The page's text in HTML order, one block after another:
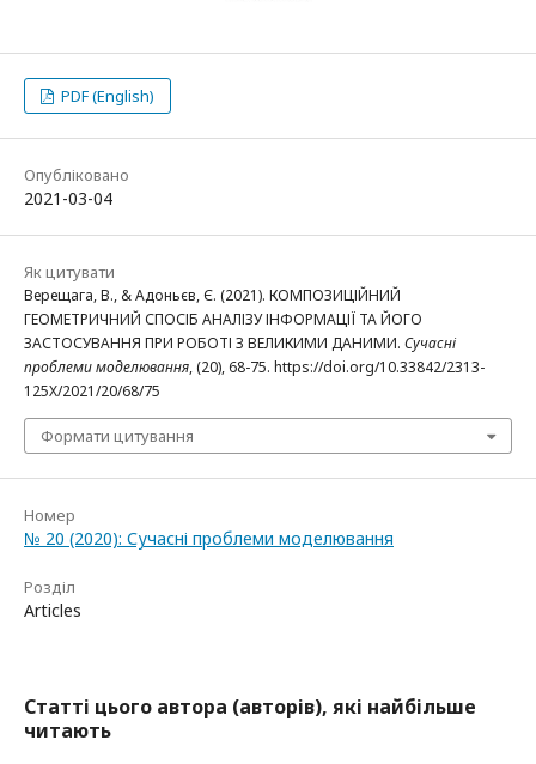
PDF (English)
Опубліковано
2021-03-04
Як цитувати
Верещага, В., & Адоньєв, Є. (2021). КОМПОЗИЦІЙНИЙ
ГЕОМЕТРИЧНИЙ СПОСІБ АНАЛІЗУ ІНФОРМАЦІЇ ТА ЙОГО
ЗАСТОСУВАННЯ ПРИ РОБОТІ З ВЕЛИКИМИ ДАНИМИ. Сучасні
проблеми моделювання, (20), 68-75. https://doi.org/10.33842/2313-
125X/2021/20/68/75
Формати цитування
Номер
№ 20 (2020): Сучасні проблеми моделювання
Розділ
Articles
Статті цього автора (авторів), які найбільше
читають